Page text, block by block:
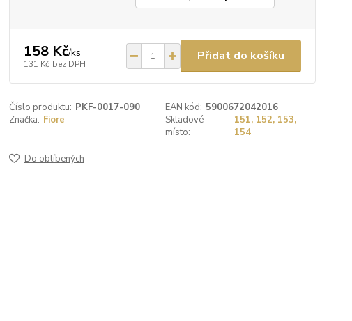
158 Kč/ks
131 Kč bez DPH
Přidat do košíku
Číslo produktu: PKF-0017-090 EAN kód: 5900672042016
Značka: Fiore
Skladové
místo:
151, 152, 153,
154
Do oblíbených